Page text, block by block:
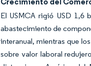
El USMCA rigió USD 1,6
abastecimiento de
interanual, mientras que
sobre valor laboral